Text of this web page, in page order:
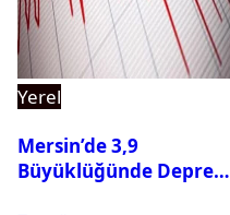
Yerel
Mersin’de 3,9
Büyüklüğünde Deprem